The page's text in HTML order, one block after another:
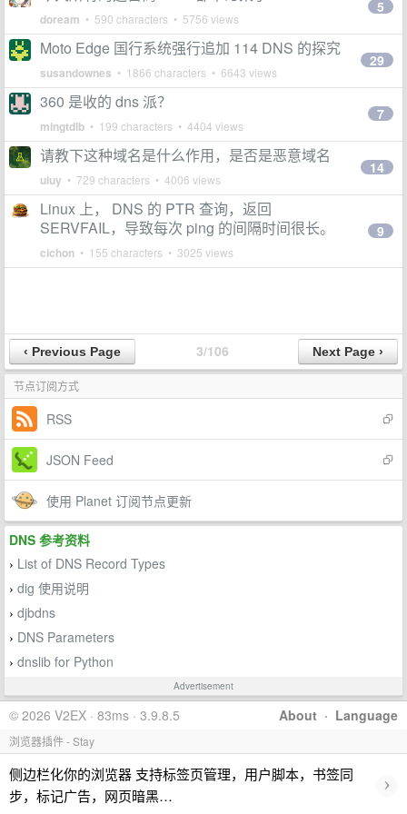
doream • 590 characters • 5756 views
5
Moto Edge 国行系统强行追加 114 DNS 的探究
susandownes • 1866 characters • 6643 views
29
360 是收的 dns 派？
mingtdlb • 199 characters • 4404 views
7
请教下这种域名是什么作用，是否是恶意域名
uiuy • 729 characters • 4006 views
14
Linux 上， DNS 的 PTR 查询，返回
SERVFAIL，导致每次 ping 的间隔时间很长。
cichon • 155 characters • 3025 views
9
3/106
节点订阅方式
RSS
JSON Feed
使用 Planet 订阅节点更新
DNS 参考资料
› List of DNS Record Types
› dig 使用说明
› djbdns
› DNS Parameters
› dnslib for Python
Advertisement
About · Language
© 2026 V2EX · 83ms · 3.9.8.5
浏览器插件 - Stay
侧边栏化你的浏览器 支持标签页管理，用户脚本，书签同
步，标记广告，网页暗黑…
›